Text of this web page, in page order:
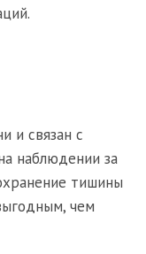
и связан с
наблюдении за
тишины
чем